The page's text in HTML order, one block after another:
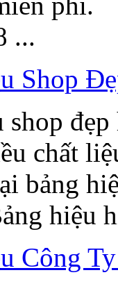
...
Shop
shop
chất
bảng
hiệu
Công